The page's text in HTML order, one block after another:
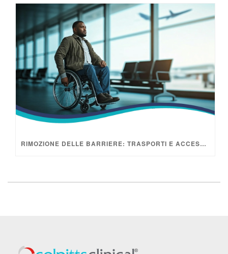
RIMOZIONE DELLE BARRIERE: TRASPORTI E ACCESSO DEI PAZIENTI